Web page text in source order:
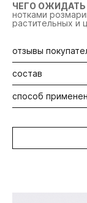
ЧЕГО ОЖИДАТЬ
нотками
растительных и
отзывы
Будьте первыми!
состав
Water\Aqua\Eau,
Stearamidopropyl
Seed Oil, Wheat
способ
использовать
Mint.